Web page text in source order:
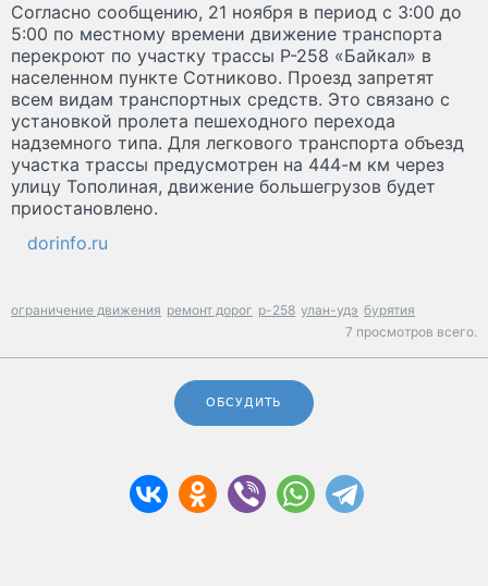
Согласно сообщению, 21 ноября в период с 3:00 до
5:00 по местному времени движение транспорта
перекроют по участку трассы Р-258 «Байкал» в
населенном пункте Сотниково. Проезд запретят
всем видам транспортных средств. Это связано с
установкой пролета пешеходного перехода
надземного типа. Для легкового транспорта объезд
участка трассы предусмотрен на 444-м км через
улицу Тополиная, движение большегрузов будет
приостановлено.
dorinfo.ru
ограничение движения ремонт дорог р-258 улан-удэ бурятия
7 просмотров всего.
ОБСУДИТЬ